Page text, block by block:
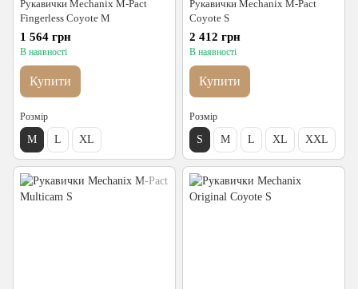
Рукавички Mechanix M-Pact
Fingerless Coyote M
1 564 грн
В наявності
Купити
Розмір
M L XL
Рукавички Mechanix M-Pact
Coyote S
2 412 грн
В наявності
Купити
Розмір
S M L XL XXL